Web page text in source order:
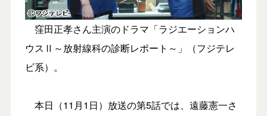
窪田正孝さん主演のドラマ「ラジエーションハ
ウスⅡ～放射線科の診断レポート～」（フジテレ
ビ系）。
本日（11月1日）放送の第5話では、遠藤憲一さ